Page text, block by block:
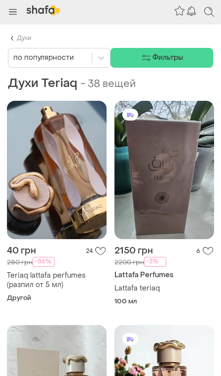
Духи Teriaq - 38 вещей
40 грн 24
280 грн -86%
Teriaq lattafa perfumes
(разпил от 5 мл)
Другой
2150 грн 6
2200 грн -3%
Lattafa Perfumes
Lattafa teriaq
100 мл
по популярности Фильтры
Духи